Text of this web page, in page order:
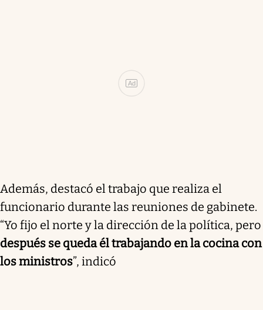
Ad
Además, destacó el trabajo que realiza el
funcionario durante las reuniones de gabinete.
“Yo fijo el norte y la dirección de la política, pero
después se queda él trabajando en la cocina con
los ministros”, indicó